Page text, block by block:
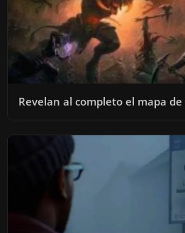
Revelan al completo el mapa